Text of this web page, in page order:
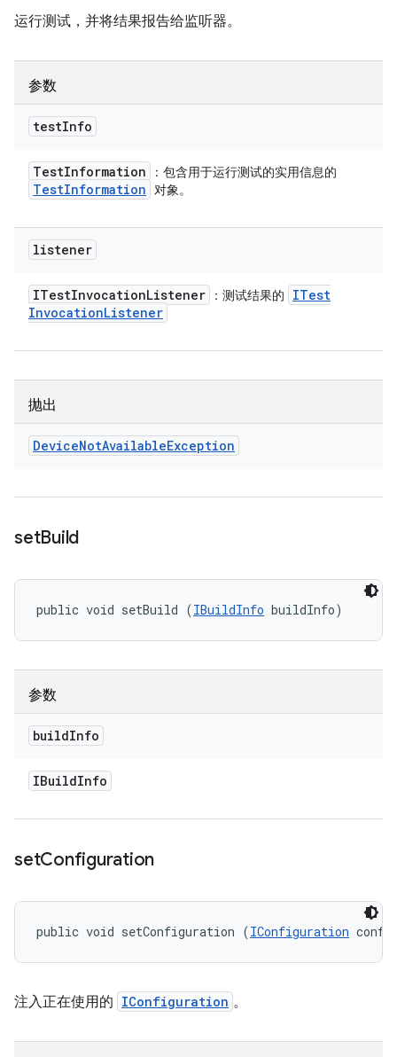
运行测试，并将结果报告给监听器。
参数
testInfo
TestInformation ：包含用于运行测试的实用信息的
TestInformation 对象。
listener
ITestInvocationListener ：测试结果的
ITest
InvocationListener
抛出
DeviceNotAvailableException
setBuild
public void setBuild (IBuildInfo buildInfo)
参数
buildInfo
IBuildInfo
setConfiguration
public void setConfiguration (IConfiguration
注入正在使用的 IConfiguration 。